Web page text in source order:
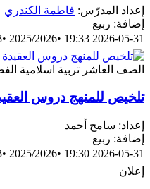
إعداد المدرّس: فاطمة الكندري
إضافة: ربيع
2026-05-31 19:33
•
2025/2026
•
الصف العاشر تربية اسلامية
تلخيص للمنهج دروس
إعداد: سامح أحمد
إضافة: ربيع
2026-05-31 19:30
•
2025/2026
•
إعلان